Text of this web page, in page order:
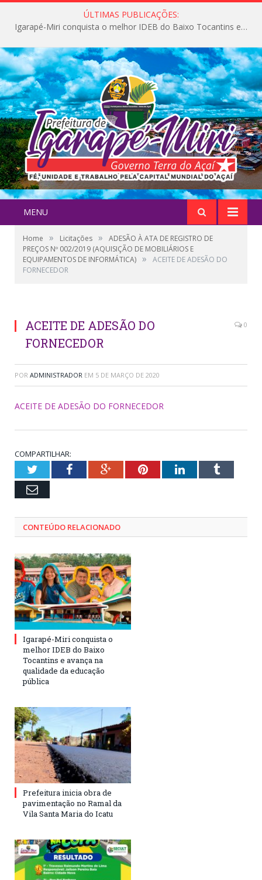
ÚLTIMAS PUBLICAÇÕES:
Igarapé-Miri conquista o melhor IDEB do Baixo Tocantins e avança na qualidade da educação pública
MENU
Home » Licitações »
ADESÃO À ATA DE REGISTRO DE
PREÇOS Nº 002/2019 (AQUISIÇÃO DE MOBILIÁRIOS E
EQUIPAMENTOS DE INFORMÁTICA) »
ACEITE DE ADESÃO DO
FORNECEDOR
ACEITE DE ADESÃO DO
FORNECEDOR
0
POR ADMINISTRADOR EM 5 DE MARÇO DE 2020
ACEITE DE ADESÃO DO FORNECEDOR
COMPARTILHAR:
TwitterFacebookGoogle+PinterestLinkedInTumblr
Email
CONTEÚDO RELACIONADO
Igarapé-Miri conquista o
melhor IDEB do Baixo
Tocantins e avança na
qualidade da educação
pública
Prefeitura inicia obra de
pavimentação no Ramal da
Vila Santa Maria do Icatu